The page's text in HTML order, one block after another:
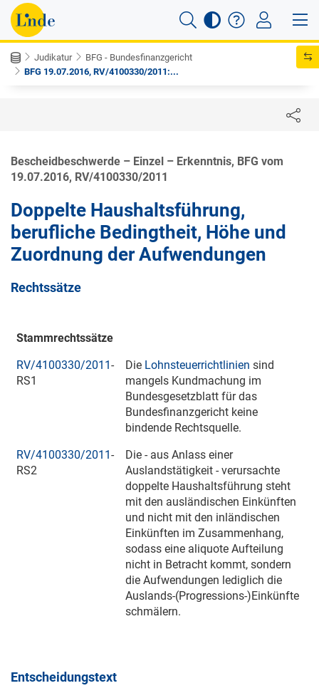
Judikatur
BFG - Bundesfinanzgericht
BFG 19.07.2016, RV/4100330/2011:...
Bescheidbeschwerde – Einzel – Erkenntnis, BFG vom
19.07.2016, RV/4100330/2011
Doppelte Haushaltsführung,
berufliche Bedingtheit, Höhe und
Zuordnung der Aufwendungen
Rechtssätze
Stammrechtssätze
RV/4100330/2011-
RS1
Die Lohnsteuerrichtlinien sind
mangels Kundmachung im
Bundesgesetzblatt für das
Bundesfinanzgericht keine
bindende Rechtsquelle.
RV/4100330/2011-
RS2
Die - aus Anlass einer
Auslandstätigkeit - verursachte
doppelte Haushaltsführung steht
mit den ausländischen Einkünften
und nicht mit den inländischen
Einkünften im Zusammenhang,
sodass eine aliquote Aufteilung
nicht in Betracht kommt, sondern
die Aufwendungen lediglich die
Auslands-(Progressions-)Einkünfte
schmälern.
Entscheidungstext